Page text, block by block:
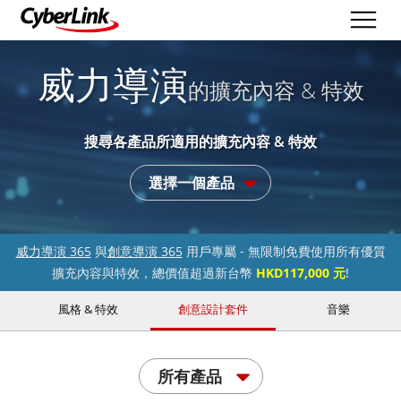
威力導演的擴充內容 & 特效
搜尋各產品所適用的擴充內容 & 特效
選擇一個產品
威力導演 365與創意導演 365用戶專屬 - 無限制免費使用所有優質
擴充內容與特效，總價值超過新台幣 HKD117,000 元!
風格 & 特效 創意設計套件 音樂
所有產品